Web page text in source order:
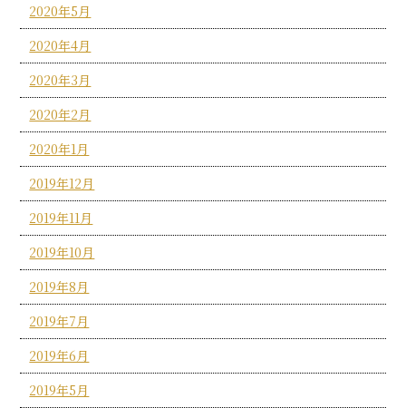
2020年5月
2020年4月
2020年3月
2020年2月
2020年1月
2019年12月
2019年11月
2019年10月
2019年8月
2019年7月
2019年6月
2019年5月